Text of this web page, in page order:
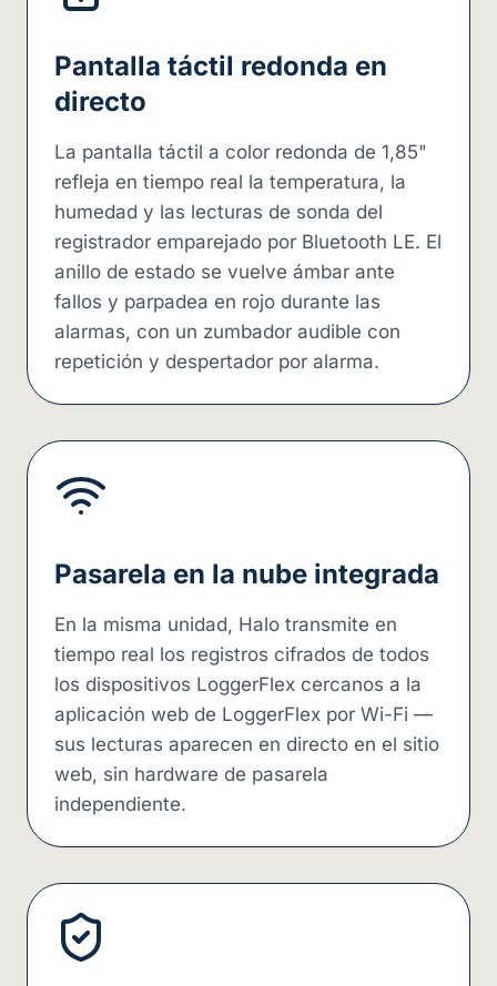
Pantalla táctil redonda en
directo
La pantalla táctil a color redonda de 1,85"
refleja en tiempo real la temperatura, la
humedad y las lecturas de sonda del
registrador emparejado por Bluetooth LE. El
anillo de estado se vuelve ámbar ante
fallos y parpadea en rojo durante las
alarmas, con un zumbador audible con
repetición y despertador por alarma.
Pasarela en la nube integrada
En la misma unidad, Halo transmite en
tiempo real los registros cifrados de todos
los dispositivos LoggerFlex cercanos a la
aplicación web de LoggerFlex por Wi-Fi —
sus lecturas aparecen en directo en el sitio
web, sin hardware de pasarela
independiente.